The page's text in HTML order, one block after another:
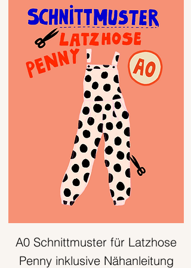
A0 Schnittmuster für Latzhose
Penny inklusive Nähanleitung